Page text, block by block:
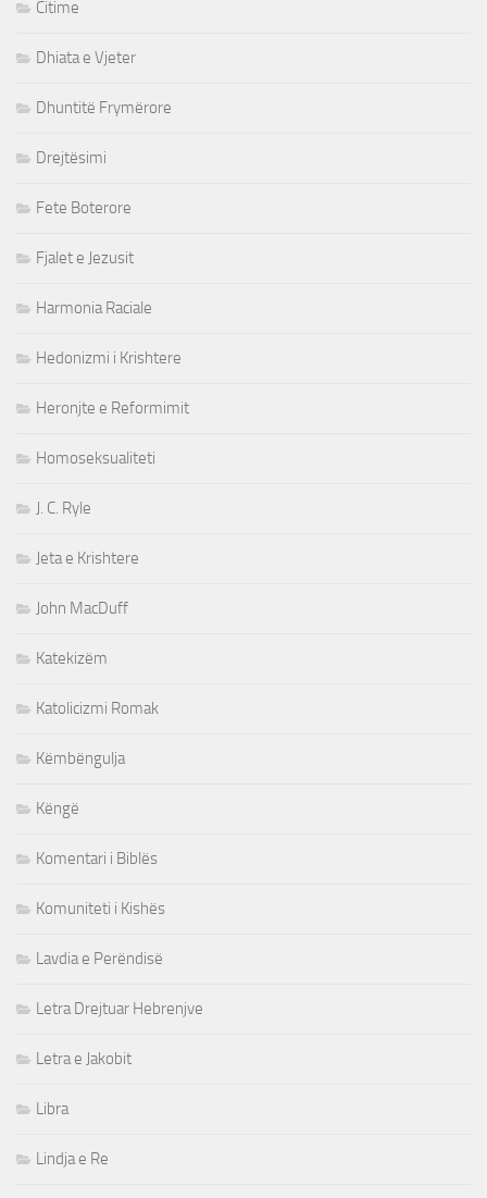
Citime
Dhiata e Vjeter
Dhuntitë Frymërore
Drejtësimi
Fete Boterore
Fjalet e Jezusit
Harmonia Raciale
Hedonizmi i Krishtere
Heronjte e Reformimit
Homoseksualiteti
J. C. Ryle
Jeta e Krishtere
John MacDuff
Katekizëm
Katolicizmi Romak
Këmbëngulja
Këngë
Komentari i Biblës
Komuniteti i Kishës
Lavdia e Perëndisë
Letra Drejtuar Hebrenjve
Letra e Jakobit
Libra
Lindja e Re